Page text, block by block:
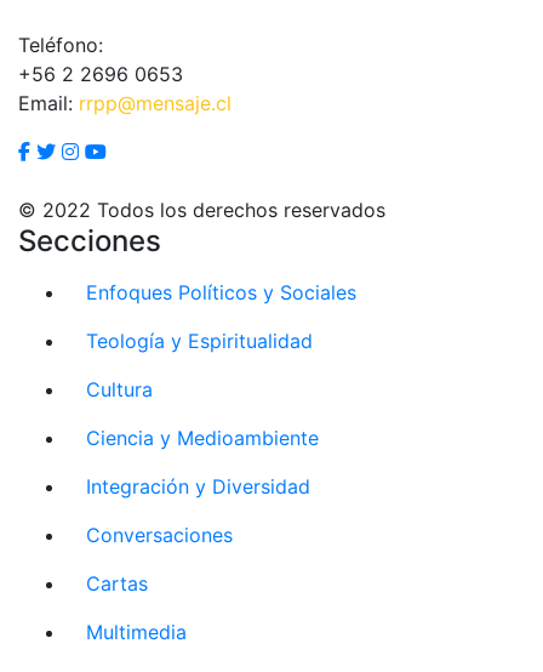
Teléfono:
+56 2 2696 0653
Email: rrpp@mensaje.cl
© 2022 Todos los derechos reservados
Secciones
Enfoques Políticos y Sociales
Teología y Espiritualidad
Cultura
Ciencia y Medioambiente
Integración y Diversidad
Conversaciones
Cartas
Multimedia